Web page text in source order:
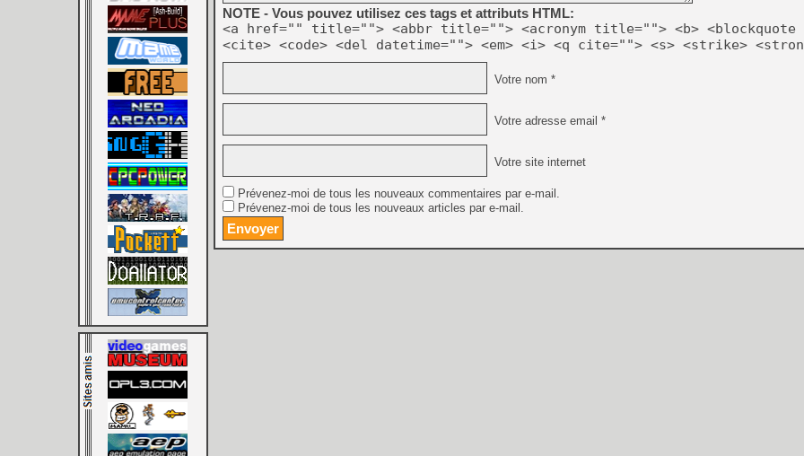
NOTE - Vous pouvez utilisez ces tags et attributs HTML:
<a href="" title=""> <abbr title=""> <acronym title=""> <b> <blockquote
<cite> <code> <del datetime=""> <em> <i> <q cite=""> <s> <strike>
Votre nom *
Votre adresse email *
Votre site internet
Prévenez-moi de tous les nouveaux commentaires par e-mail.
Prévenez-moi de tous les nouveaux articles par e-mail.